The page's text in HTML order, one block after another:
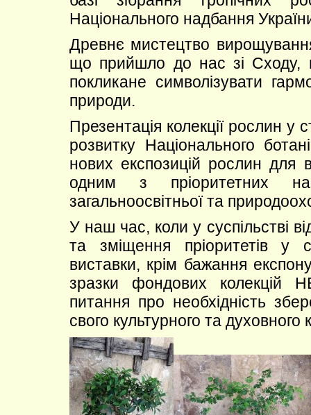
Національного надбання
Древнє мистецтво
що прийшло до нас зі Сходу,
покликане символізувати
природи.
Презентація колекції рослин у
розвитку Національного
нових експозицій рослин для
одним з пріоритетних
загальноосвітньої та
У наш час, коли у суспільстві
та зміщення пріоритетів у
виставки, крім бажання
зразки фондових
питання про необхідність
свого культурного та духовного